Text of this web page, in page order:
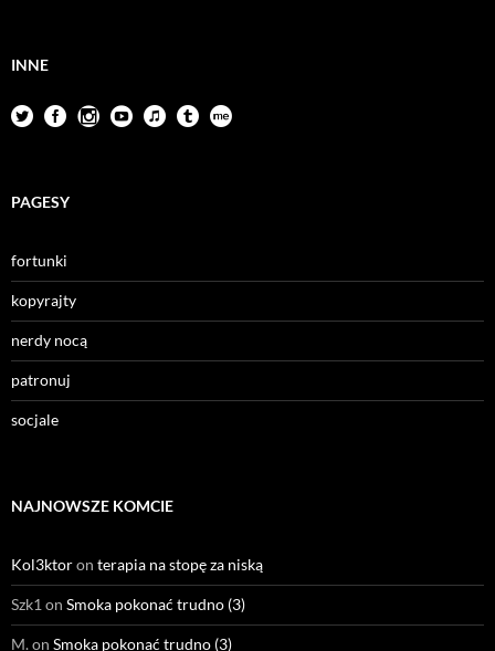
INNE
PAGESY
fortunki
kopyrajty
nerdy nocą
patronuj
socjale
NAJNOWSZE KOMCIE
Kol3ktoron terapia na stopę za niską
Szk1on Smoka pokonać trudno (3)
M.on Smoka pokonać trudno (3)